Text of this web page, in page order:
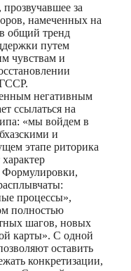
за
намеченных на
общий тренд
путем
чувствам и
негативным
ссылаться на
«мы войдем в
и
этапе риторика
Формулировки,
процессы»,
полностью
шагов, новых
карты». С одной
оставить
конкретизации,